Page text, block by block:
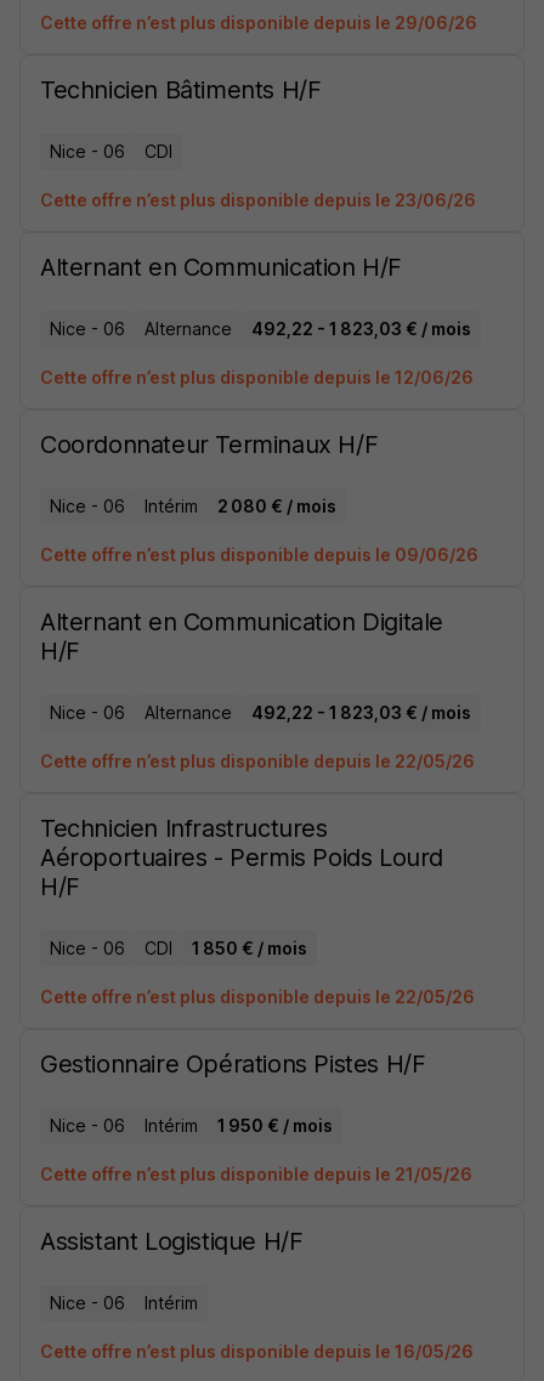
Cette offre n’est plus disponible depuis le 29/06/26
Technicien Bâtiments H/F
Nice - 06 CDI
Cette offre n’est plus disponible depuis le 23/06/26
Alternant en Communication H/F
Nice - 06 Alternance 492,22 - 1 823,03 € / mois
Cette offre n’est plus disponible depuis le 12/06/26
Coordonnateur Terminaux H/F
Nice - 06 Intérim 2 080 € / mois
Cette offre n’est plus disponible depuis le 09/06/26
Alternant en Communication Digitale
H/F
Nice - 06 Alternance 492,22 - 1 823,03 € / mois
Cette offre n’est plus disponible depuis le 22/05/26
Technicien Infrastructures
Aéroportuaires - Permis Poids Lourd
H/F
Nice - 06 CDI 1 850 € / mois
Cette offre n’est plus disponible depuis le 22/05/26
Gestionnaire Opérations Pistes H/F
Nice - 06 Intérim 1 950 € / mois
Cette offre n’est plus disponible depuis le 21/05/26
Assistant Logistique H/F
Nice - 06 Intérim
Cette offre n’est plus disponible depuis le 16/05/26